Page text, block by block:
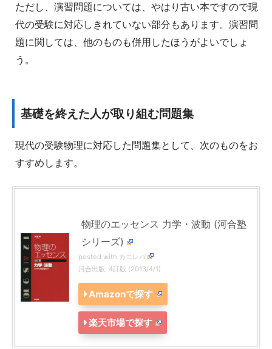
ただし、演習問題については、やはり古い本ですので現
代の受験に対応しきれていない部分もあります。演習問
題に関しては、他のものも併用したほうがよいでしょ
う。
基礎を終えた人が取り組む問題集
現代の受験物理に対応した問題集として、次のものをお
すすめします。
物理のエッセンス 力学・波動 (河合塾
シリーズ)
posted with カエレバ
河合出版; 4訂版 (2013/4/1)
Amazonで探す
楽天市場で探す